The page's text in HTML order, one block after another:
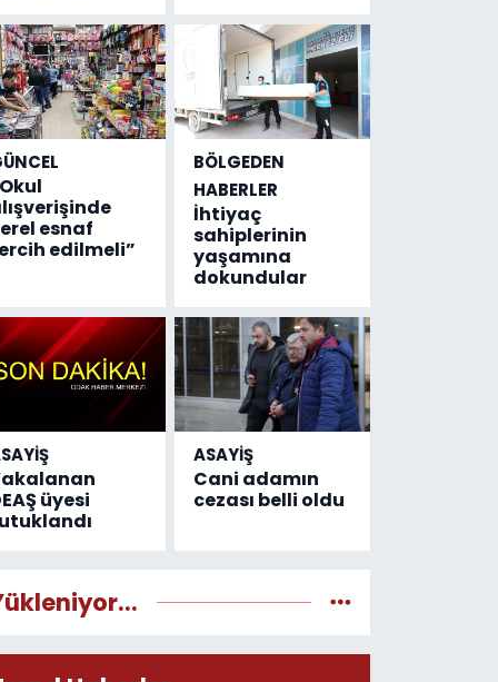
esnaf
edilmeli”
BÖLGEDEN
HABERLER
İhtiyaç
sahiplerinin
yaşamına
dokundular
üyesi
ASAYİŞ
Cani adamın
cezası belli oldu